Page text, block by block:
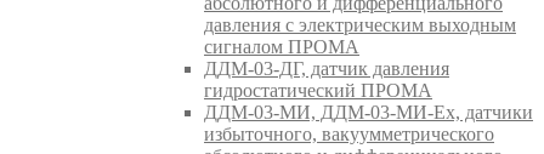
давления с электрическим выходным
сигналом ПРОМА
ДДМ-03-ДГ, датчик давления
гидростатический ПРОМА
ДДМ-03-МИ, ДДМ-03-МИ-Ех, датчики
избыточного, вакуумметрического